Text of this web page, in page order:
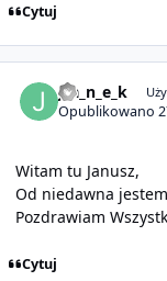
Cytuj
J_a_n_e_k
Opublikowano
Witam tu Janusz,
Od niedawna
Pozdrawiam
Cytuj